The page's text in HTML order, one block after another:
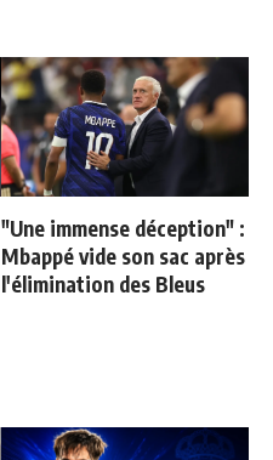
"Une immense déception" :
Mbappé vide son sac après
l'élimination des Bleus